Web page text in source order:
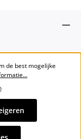
de best mogelijke